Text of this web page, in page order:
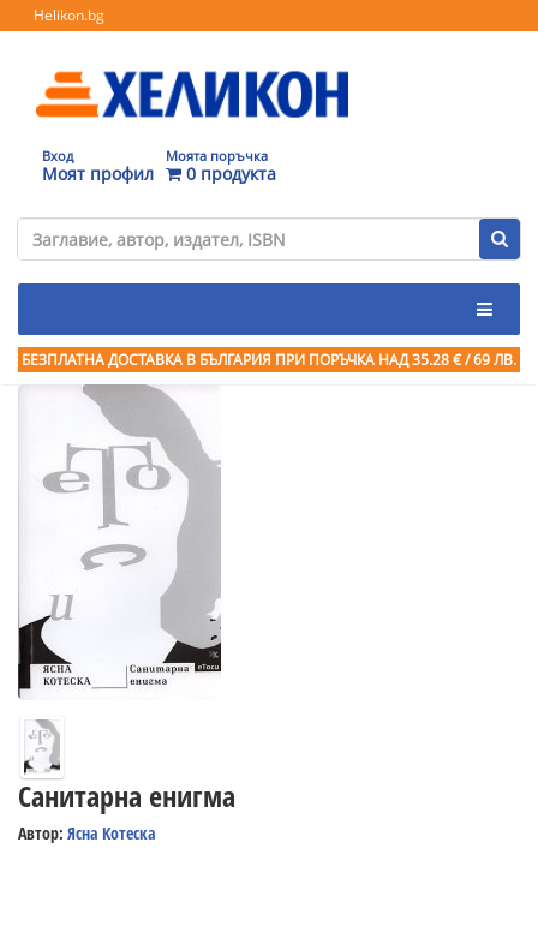
Helikon.bg
Вход
Моят профил
Моята поръчка
0 продукта
БЕЗПЛАТНА ДОСТАВКА В БЪЛГАРИЯ ПРИ ПОРЪЧКА НАД 35.28 € / 69 ЛВ.
Санитарна енигма
Автор: Ясна Котеска